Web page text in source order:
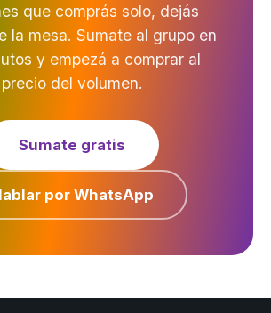
que comprás solo, dejás
la mesa. Sumate al grupo en
y empezá a comprar al
precio del volumen.
Sumate gratis
por WhatsApp